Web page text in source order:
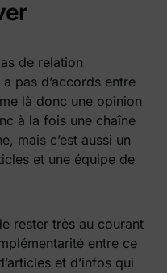
de relation
pas d’accords entre
là donc une opinion
à la fois une chaîne
mais c’est aussi un
et une équipe de
rester très au courant
entre ce
et d’infos qui